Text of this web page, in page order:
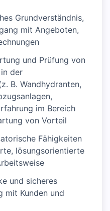
Grundverständnis,
mit Angeboten,
und Prüfung von
der
B. Wandhydranten,
im Bereich
von Vorteil
Fähigkeiten
lösungsorientierte
und sicheres
mit Kunden und